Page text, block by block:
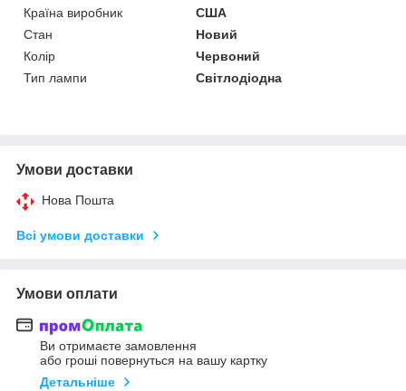
Країна виробник
США
Стан
Новий
Колір
Червоний
Тип лампи
Світлодіодна
Умови доставки
Нова Пошта
Всі умови доставки
Умови оплати
Ви отримаєте замовлення
або гроші повернуться на вашу картку
Детальніше